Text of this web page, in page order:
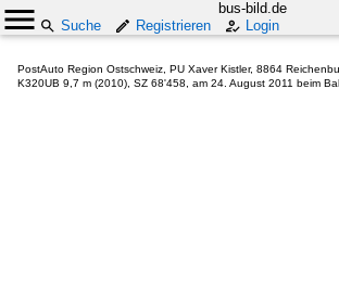
bus-bild.de
Suche
Registrieren Login
PostAuto Region Ostschweiz, PU Xaver Kistler, 8864
K320UB 9,7 m (2010), SZ 68'458, am 24. August 2011 beim